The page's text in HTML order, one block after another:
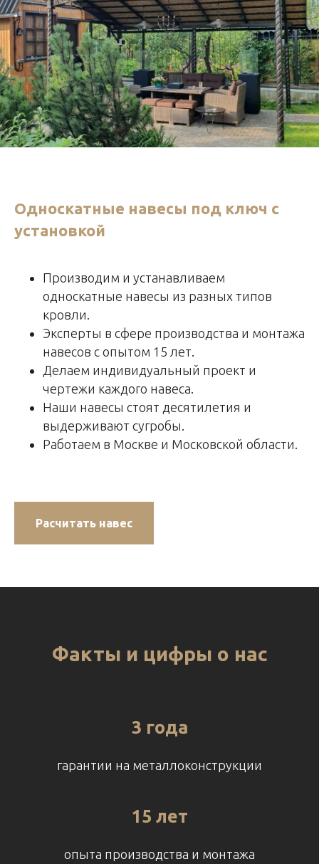
Односкатные навесы под ключ с
установкой
Производим и устанавливаем
односкатные навесы из разных типов
кровли.
Эксперты в сфере производства и монтажа
навесов с опытом 15 лет.
Делаем индивидуальный проект и
чертежи каждого навеса.
Наши навесы стоят десятилетия и
выдерживают сугробы.
Работаем в Москве и Московской области.
Расчитать навес
Факты и цифры о нас
3 года
гарантии на металлоконструкции
15 лет
опыта производства и монтажа